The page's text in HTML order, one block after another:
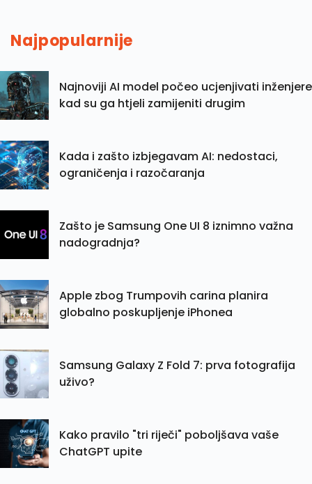
Najpopularnije
Najnoviji AI model počeo ucjenjivati inženjere
kad su ga htjeli zamijeniti drugim
Kada i zašto izbjegavam AI: nedostaci,
ograničenja i razočaranja
Zašto je Samsung One UI 8 iznimno važna
nadogradnja?
Apple zbog Trumpovih carina planira
globalno poskupljenje iPhonea
Samsung Galaxy Z Fold 7: prva fotografija
uživo?
Kako pravilo "tri riječi" poboljšava vaše
ChatGPT upite